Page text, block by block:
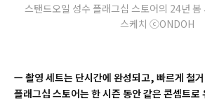
스탠드오일 성수 플래그십 스토어의 24년 봄
스케치 ⓒONDOH
ㅡ 촬영 세트는 단시간에 완성되고, 빠르게 철
플래그십 스토어는 한 시즌 동안 같은 콘셉트로